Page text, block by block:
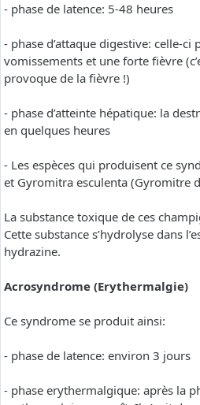
- phase de latence: 5-48 heures
- phase d’attaque digestive: celle-ci
vomissements et une forte fièvre
provoque de la fièvre !)
- phase d’atteinte hépatique: la
en quelques heures
- Les espèces qui produisent ce
et Gyromitra esculenta (Gyromitre
La substance toxique de ces
Cette substance s’hydrolyse dans
hydrazine.
Acrosyndrome (Erythermalgie)
Ce syndrome se produit ainsi:
- phase de latence: environ 3 jours
- phase erythermalgique: après la